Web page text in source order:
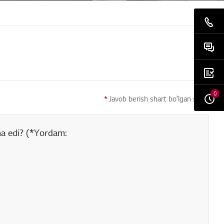
*Javob berish shart boʻlgan savol
edi? (*Yordam:
0